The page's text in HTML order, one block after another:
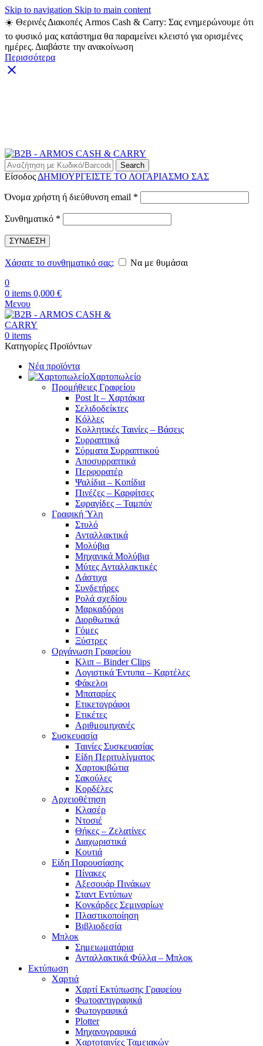
Skip to navigation Skip to main content
☀️ Θερινές Διακοπές Armos Cash & Carry: Σας ενημερώνουμε ότι
το φυσικό μας κατάστημα θα παραμείνει κλειστό για ορισμένες
ημέρες. Διαβάστε την ανακοίνωση
Περισσότερα
Search
Είσοδος ΔΗΜΙΟΥΡΓΕΙΣΤΕ ΤΟ ΛΟΓΑΡΙΑΣΜΟ ΣΑΣ
Όνομα χρήστη ή διεύθυνση email *
Συνθηματικό *
ΣΥΝΔΕΣΗ
Χάσατε το συνθηματικό σας;
Να με θυμάσαι
0
0 items 0,000 €
Μενου
0 items
Κατηγορίες Προϊόντων
Νέα προϊόντα
Χαρτοπωλείο
Προμήθειες Γραφείου
Post It – Χαρτάκια
Σελιδοδείκτες
Κόλλες
Κολλητικές Ταινίες – Βάσεις
Συρραπτικά
Σύρματα Συρραπτικού
Αποσυρραπτικά
Περφορατέρ
Ψαλίδια – Κοπίδια
Πινέζες – Καρφίτσες
Σφραγίδες – Ταμπόν
Γραφική Ύλη
Στυλό
Ανταλλακτικά
Μολύβια
Μηχανικά Μολύβια
Μύτες Ανταλλακτικές
Λάστιχα
Συνδετήρες
Ρολά σχεδίου
Μαρκαδόροι
Διορθωτικά
Γόμες
Ξύστρες
Οργάνωση Γραφείου
Κλιπ – Binder Clips
Λογιστικά Έντυπα – Καρτέλες
Φάκελοι
Μπαταρίες
Ετικετογράφοι
Ετικέτες
Αριθμομηχανές
Συσκευασία
Ταινίες Συσκευασίας
Είδη Περιτυλίγματος
Χαρτοκιβώτια
Σακούλες
Κορδέλες
Αρχειοθέτηση
Κλασέρ
Ντοσιέ
Θήκες – Ζελατίνες
Διαχωριστικά
Κουτιά
Είδη Παρουσίασης
Πίνακες
Αξεσουάρ Πινάκων
Σταντ Εντύπων
Κονκάρδες Σεμιναρίων
Πλαστικοποίηση
Βιβλιοδεσία
Μπλοκ
Σημειωματάρια
Ανταλλακτικά Φύλλα – Μπλοκ
Εκτύπωση
Χαρτιά
Χαρτί Εκτύπωσης Γραφείου
Φωτοαντιγραφικά
Φωτογραφικά
Plotter
Μηχανογραφικά
Χαρτοταινίες Ταμειακών